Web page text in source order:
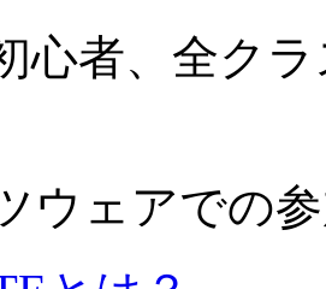
心者、全ク
ウェアでの